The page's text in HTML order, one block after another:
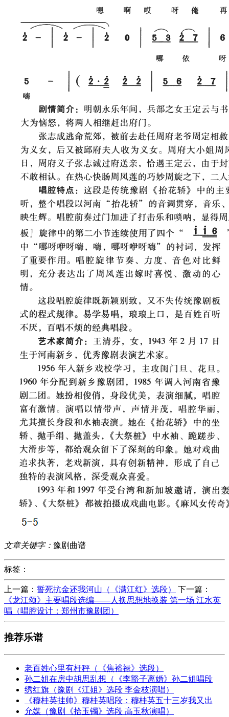
文章关键字： 豫剧曲谱
标签：
上一篇： 誓死抗金还我河山（《满江红》选段）
下一篇：
《龙江颂》主要唱段选编——人换思想地换装 第一场 江水英
唱（唱腔设计：郑州市豫剧团）
推荐乐谱
老百姓心里有杆秤（《焦裕禄》选段）
孙二姐在房中胡思乱想（《李豁子离婚》孙二姐唱段
绣红旗（豫剧《江姐》选段 李金枝演唱）
《穆桂英挂帅》穆桂英唱段：穆桂英五十三岁我又出
允媒（豫剧《拾玉镯》选段 高玉秋演唱）